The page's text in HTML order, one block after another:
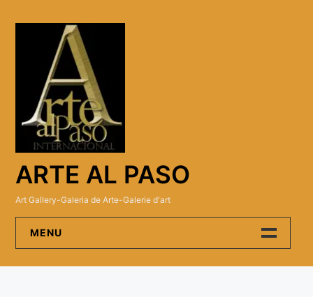
ARTE AL PASO
Art Gallery-Galeria de Arte-Galerie d'art
MENU